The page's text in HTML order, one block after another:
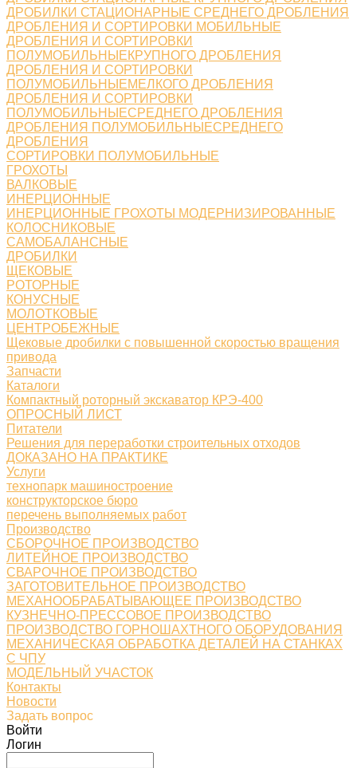
ДРОБИЛКИ СТАЦИОНАРНЫЕ СРЕДНЕГО ДРОБЛЕНИЯ
ДРОБЛЕНИЯ И СОРТИРОВКИ МОБИЛЬНЫЕ
ДРОБЛЕНИЯ И СОРТИРОВКИ
ПОЛУМОБИЛЬНЫЕКРУПНОГО ДРОБЛЕНИЯ
ДРОБЛЕНИЯ И СОРТИРОВКИ
ПОЛУМОБИЛЬНЫЕМЕЛКОГО ДРОБЛЕНИЯ
ДРОБЛЕНИЯ И СОРТИРОВКИ
ПОЛУМОБИЛЬНЫЕСРЕДНЕГО ДРОБЛЕНИЯ
ДРОБЛЕНИЯ ПОЛУМОБИЛЬНЫЕСРЕДНЕГО
ДРОБЛЕНИЯ
СОРТИРОВКИ ПОЛУМОБИЛЬНЫЕ
ГРОХОТЫ
ВАЛКОВЫЕ
ИНЕРЦИОННЫЕ
ИНЕРЦИОННЫЕ ГРОХОТЫ МОДЕРНИЗИРОВАННЫЕ
КОЛОСНИКОВЫЕ
САМОБАЛАНСНЫЕ
ДРОБИЛКИ
ЩЕКОВЫЕ
РОТОРНЫЕ
КОНУСНЫЕ
МОЛОТКОВЫЕ
ЦЕНТРОБЕЖНЫЕ
Щековые дробилки с повышенной скоростью вращения
привода
Запчасти
Каталоги
Компактный роторный экскаватор КРЭ-400
ОПРОСНЫЙ ЛИСТ
Питатели
Решения для переработки строительных отходов
ДОКАЗАНО НА ПРАКТИКЕ
Услуги
технопарк машиностроение
конструкторское бюро
перечень выполняемых работ
Производство
СБОРОЧНОЕ ПРОИЗВОДСТВО
ЛИТЕЙНОЕ ПРОИЗВОДСТВО
СВАРОЧНОЕ ПРОИЗВОДСТВО
ЗАГОТОВИТЕЛЬНОЕ ПРОИЗВОДСТВО
МЕХАНООБРАБАТЫВАЮЩЕЕ ПРОИЗВОДСТВО
КУЗНЕЧНО-ПРЕССОВОЕ ПРОИЗВОДСТВО
ПРОИЗВОДСТВО ГОРНОШАХТНОГО ОБОРУДОВАНИЯ
МЕХАНИЧЕСКАЯ ОБРАБОТКА ДЕТАЛЕЙ НА СТАНКАХ
С ЧПУ
МОДЕЛЬНЫЙ УЧАСТОК
Контакты
Новости
Задать вопрос
Войти
Логин